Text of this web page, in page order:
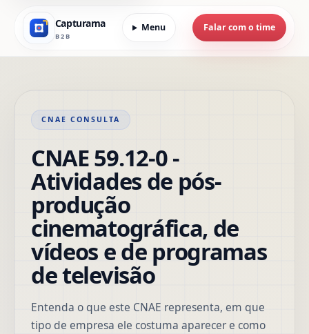
Capturama
B2B
Menu Falar com o time
CNAE CONSULTA
CNAE 59.12-0 -
Atividades de pós-
produção
cinematográfica, de
vídeos e de programas
de televisão
Entenda o que este CNAE representa, em que
tipo de empresa ele costuma aparecer e como